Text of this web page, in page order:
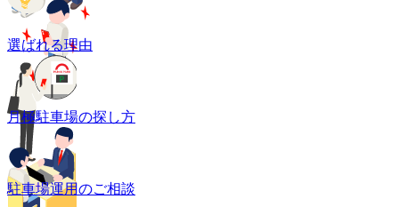
選ばれる理由
月極駐車場の探し方
駐車場運用のご相談